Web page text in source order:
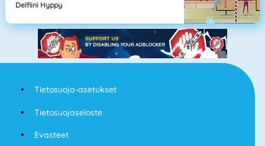
Delfiini Hyppy
Tietosuoja-asetukset
Tietosuojaseloste
Evasteet